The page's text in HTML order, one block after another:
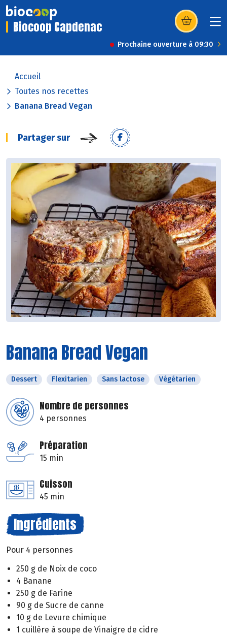
Biocoop Capdenac (s’ouvre dans
Prochaine ouverture à 09:30
Accueil
Toutes nos recettes
Banana Bread Vegan
Partager sur
Banana Bread Vegan
Dessert Flexitarien Sans lactose Végétarien
Nombre de personnes
4 personnes
Préparation
15 min
Cuisson
45 min
Ingrédients
Pour 4 personnes
250 g de Noix de coco
4 Banane
250 g de Farine
90 g de Sucre de canne
10 g de Levure chimique
1 cuillère à soupe de Vinaigre de cidre